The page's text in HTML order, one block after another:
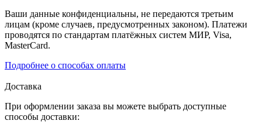
Ваши данные конфиденциальны, не передаются третьим
лицам (кроме случаев, предусмотренных законом). Платежи
проводятся по стандартам платёжных систем МИР, Visa,
MasterCard.
Подробнее о способах оплаты
Доставка
При оформлении заказа вы можете выбрать доступные
способы доставки: